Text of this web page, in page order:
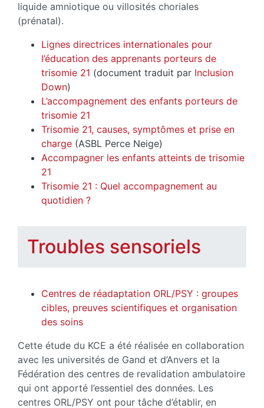
liquide amniotique ou villosités choriales
(prénatal).
Lignes directrices internationales pour
l’éducation des apprenants porteurs de
trisomie 21 (document traduit par Inclusion
Down)
L’accompagnement des enfants porteurs de
trisomie 21
Trisomie 21, causes, symptômes et prise en
charge (ASBL Perce Neige)
Accompagner les enfants atteints de trisomie
21
Trisomie 21 : Quel accompagnement au
quotidien ?
Troubles sensoriels
Centres de réadaptation ORL/PSY : groupes
cibles, preuves scientifiques et organisation
des soins
Cette étude du KCE a été réalisée en collaboration
avec les universités de Gand et d’Anvers et la
Fédération des centres de revalidation ambulatoire
qui ont apporté l’essentiel des données. Les
centres ORL/PSY ont pour tâche d’établir, en